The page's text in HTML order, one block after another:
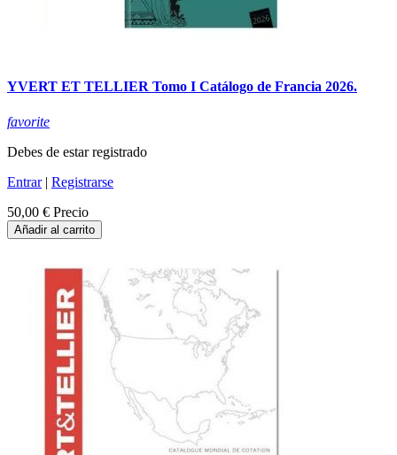
YVERT ET TELLIER Tomo I Catálogo de Francia 2026.
favorite
Debes de estar registrado
Entrar| Registrarse
50,00 € Precio
Añadir al carrito